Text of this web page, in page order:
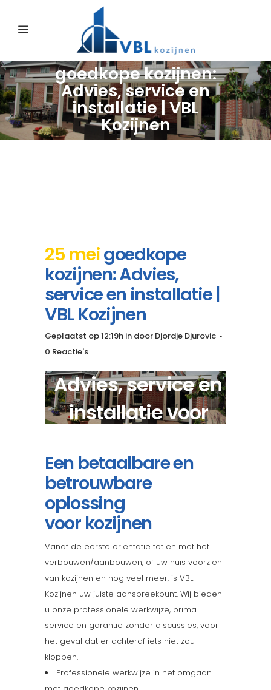
goedkope kozijnen:
Advies, service en
installatie | VBL
Kozijnen
25 meigoedkope
kozijnen: Advies,
service en installatie |
VBL Kozijnen
Geplaatst op 12:19h in door Djordje Djurovic
0 Reactie's
Advies, service en
installatie voor
Een betaalbare en
betrouwbare
oplossing
voor kozijnen
Vanaf de eerste oriëntatie tot en met het
verbouwen/aanbouwen, of uw huis voorzien
van kozijnen en nog veel meer, is VBL
Kozijnen uw juiste aanspreekpunt. Wij bieden
u onze professionele werkwijze, prima
service en garantie zonder discussies, voor
het geval dat er achteraf iets niet zou
kloppen.
Professionele werkwijze in het omgaan